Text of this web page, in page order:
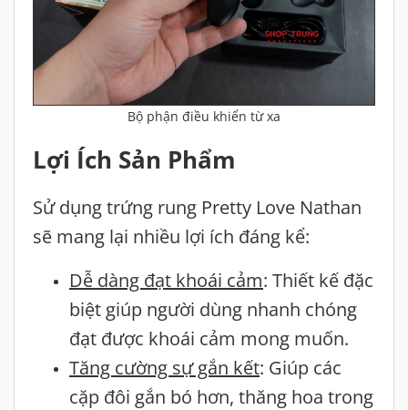
Bộ phận điều khiển từ xa
Lợi Ích Sản Phẩm
Sử dụng trứng rung Pretty Love Nathan
sẽ mang lại nhiều lợi ích đáng kể:
Dễ dàng đạt khoái cảm: Thiết kế đặc
biệt giúp người dùng nhanh chóng
đạt được khoái cảm mong muốn.
Tăng cường sự gắn kết: Giúp các
cặp đôi gắn bó hơn, thăng hoa trong